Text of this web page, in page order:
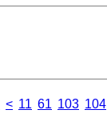
< 11 61 103 104